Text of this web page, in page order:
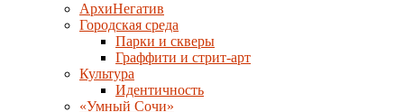
АрхиНегатив
Городская среда
Парки и скверы
Граффити и стрит-арт
Культура
Идентичность
«Умный Сочи»